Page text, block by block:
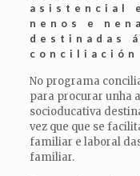
asistencial
nenos e
destinadas
No programa
para procurar unha
socioducativa
vez que que se
familiar e laboral
familiar.